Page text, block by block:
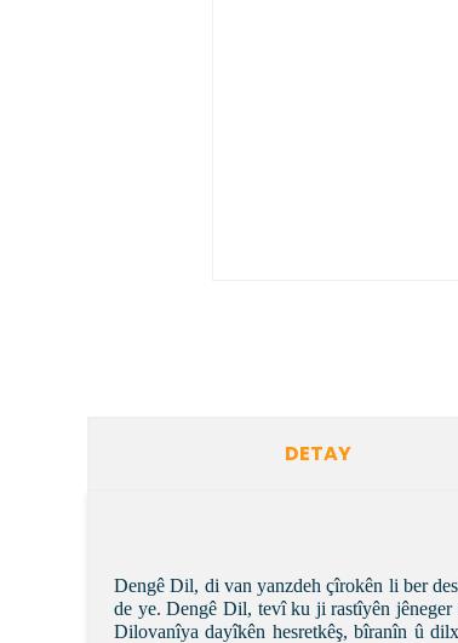
DETAY
Dengê Dil, di van yanzdeh çîrokên li ber
de ye. Dengê Dil, tevî ku ji rastîyên
Dilovanîya dayîkên hesretkêş, bîranîn û